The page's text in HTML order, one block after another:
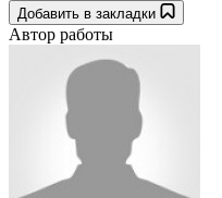
Добавить в закладки
Автор работы